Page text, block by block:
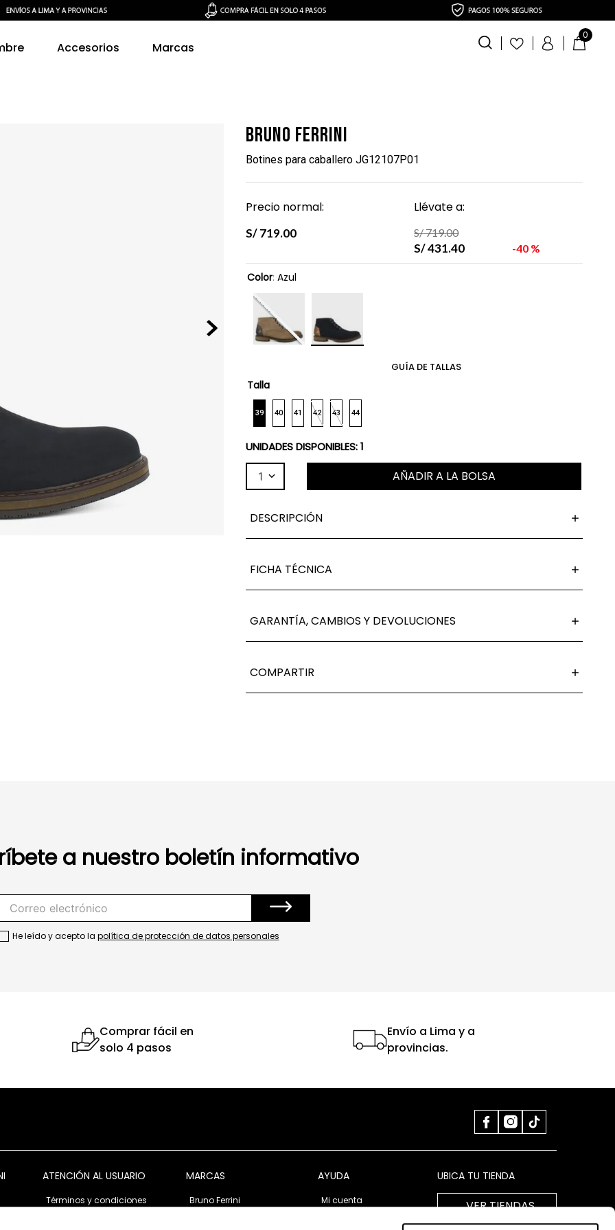
Accesorios Marcas
0
Bruno Ferrini
Botines para caballero JG12107P01
Precio normal:
S/ 719.00
Llévate a:
S/719.00
S/431.40 40 %
Color: Azul
Talla
39 40 41 42 43 44
GUÍA DE TALLAS
UNIDADES DISPONIBLES:1
1 AÑADIR A LA BOLSA
DESCRIPCIÓN
FICHA TÉCNICA
GARANTÍA, CAMBIOS Y DEVOLUCIONES
COMPARTIR
a nuestro boletín informativo
He leído y acepto la política de protección de datos personales
Comprar fácil en
solo 4 pasos
Envío a Lima y a
provincias.
ATENCIÓN AL USUARIO
Términos y condiciones
MARCAS
Bruno Ferrini
AYUDA
Mi cuenta
UBICA TU TIENDA
VER TIENDAS